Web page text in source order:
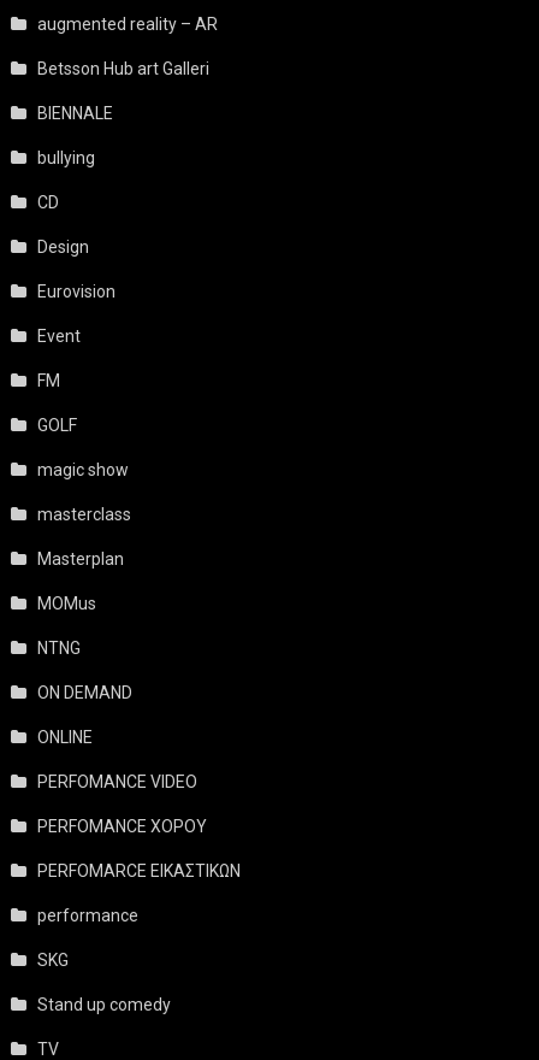
augmented reality – AR
Betsson Hub art Galleri
BIENNALE
bullying
CD
Design
Eurovision
Event
FM
GOLF
magic show
masterclass
Masterplan
MOMus
NTNG
ON DEMAND
ONLINE
PERFOMANCE VIDEO
PERFOMANCE ΧΟΡΟΥ
PERFOMARCE ΕΙΚΑΣΤΙΚΩΝ
performance
SKG
Stand up comedy
TV